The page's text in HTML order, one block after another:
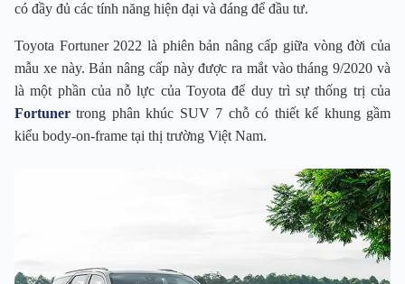
có đầy đủ các tính năng hiện đại và đáng để đầu tư.
Toyota Fortuner 2022 là phiên bản nâng cấp giữa vòng đời của
mẫu xe này. Bản nâng cấp này được ra mắt vào tháng 9/2020 và
là một phần của nỗ lực của Toyota để duy trì sự thống trị của
Fortuner trong phân khúc SUV 7 chỗ có thiết kế khung gầm
kiểu body-on-frame tại thị trường Việt Nam.